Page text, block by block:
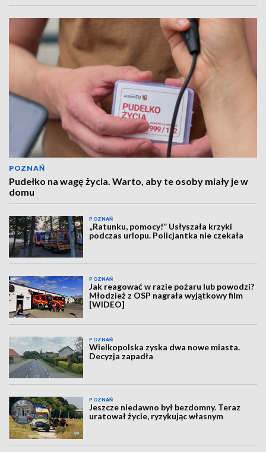
POZNAŃ
Pudełko na wagę życia. Warto, aby te osoby miały je w
domu
POZNAŃ
„Ratunku, pomocy!” Usłyszała krzyki
podczas urlopu. Policjantka nie czekała
POZNAŃ
Jak reagować w razie pożaru lub powodzi?
Młodzież z OSP nagrała wyjątkowy film
[WIDEO]
POZNAŃ
Wielkopolska zyska dwa nowe miasta.
Decyzja zapadła
POZNAŃ
Jeszcze niedawno był bezdomny. Teraz
uratował życie, ryzykując własnym